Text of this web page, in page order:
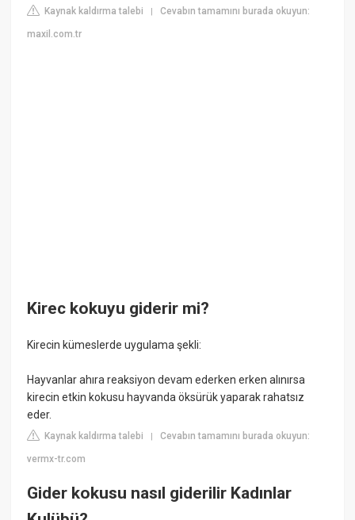
Kaynak kaldırma talebi |Cevabın tamamını burada okuyun:
maxil.com.tr
Kirec kokuyu giderir mi?
Kirecin kümeslerde uygulama şekli:
Hayvanlar ahıra reaksiyon devam ederken erken alınırsa
kirecin etkin kokusu hayvanda öksürük yaparak rahatsız
eder.
Kaynak kaldırma talebi |Cevabın tamamını burada okuyun:
vermx-tr.com
Gider kokusu nasıl giderilir Kadınlar